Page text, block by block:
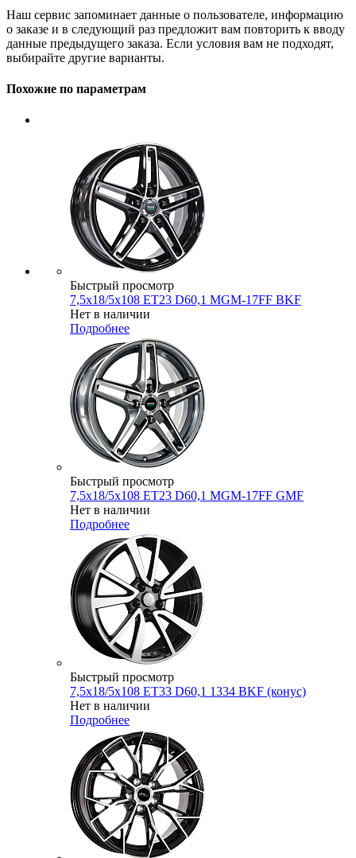
Наш сервис запоминает данные о пользователе, информацию
о заказе и в следующий раз предложит вам повторить к вводу
данные предыдущего заказа. Если условия вам не подходят,
выбирайте другие варианты.
Похожие по параметрам
Быстрый просмотр
7,5x18/5x108 ET23 D60,1 MGM-17FF BKF
Нет в наличии
Подробнее
Быстрый просмотр
7,5x18/5x108 ET23 D60,1 MGM-17FF GMF
Нет в наличии
Подробнее
Быстрый просмотр
7,5x18/5x108 ET33 D60,1 1334 BKF (конус)
Нет в наличии
Подробнее